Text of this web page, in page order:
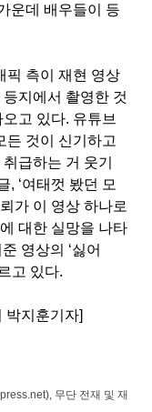
운데 배우들이 등
픽 측이 재현 영상
지에서 촬영한 것
오고 있다. 유튜브
든 것이 신기하고
급하는 거 웃기
, ‘여태껏 봤던 모
가 이 영상 하나로
대한 실망을 나타
준 영상의 ‘싫어
고 있다.
박지훈기자]
무단 전재 및 재